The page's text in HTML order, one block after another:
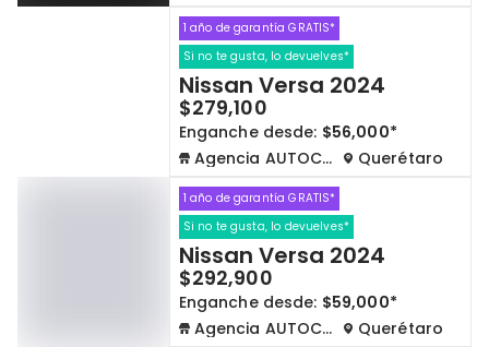
1 año de garantía GRATIS*
Si no te gusta, lo devuelves*
Nissan Versa 2024
$279,100
Enganche desde: $56,000*
Agencia AUTOCOM
Querétaro
1 año de garantía GRATIS*
Si no te gusta, lo devuelves*
Nissan Versa 2024
$292,900
Enganche desde: $59,000*
Agencia AUTOCOM
Querétaro